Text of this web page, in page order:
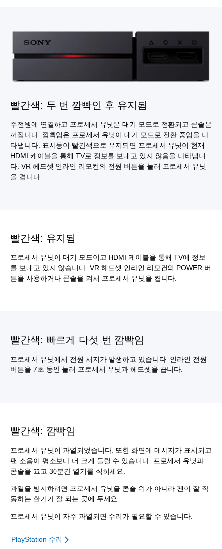
빨간색: 두 번 깜빡인 후 유지됨
주전원에 연결하고 프로세서 유닛은 대기 모드로 전환되고 콘솔은
꺼집니다. 깜빡임은 프로세서 유닛이 대기 모드로 전환 중임을 나
타냅니다. 표시등이 빨간색으로 유지되면 프로세서 유닛이 현재
HDMI 케이블을 통해 TV로 정보를 보내고 있지 않음을 나타냅니
다. VR 헤드셋 인라인 리모컨의 전원 버튼을 눌러 프로세서 유닛
을 켭니다.
빨간색: 유지됨
프로세서 유닛이 대기 모드이고 HDMI 케이블을 통해 TV에 정보
를 보내고 있지 않습니다. VR 헤드셋 인라인 리모컨의 POWER 버
튼을 사용하거나 콘솔을 켜서 프로세서 유닛을 켭니다.
빨간색: 빠르게 다섯 번 깜빡임
프로세서 유닛에서 전원 서지가 발생하고 있습니다. 인라인 전원
버튼을 7초 동안 눌러 프로세서 유닛과 헤드셋을 끕니다.
빨간색: 깜빡임
프로세서 유닛이 과열되었습니다. 또한 화면에 메시지가 표시되고
팬 소음이 평소보다 더 크게 들릴 수 있습니다. 프로세서 유닛과
콘솔을 끄고 30분간 열기를 식히세요.
과열을 방지하려면 프로세서 유닛을 콘솔 위가 아니라 팬이 잘 작
동하는 환기가 잘 되는 곳에 두세요.
프로세서 유닛이 자주 과열되면 수리가 필요할 수 있습니다.
PlayStation 수리